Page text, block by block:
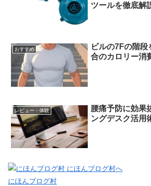
ツールを徹底解
おすすめ
ビルの7Fの階
合のカロリー消
レビュー・体験
腰痛予防に効果
ングデスク活用
にほんブログ村